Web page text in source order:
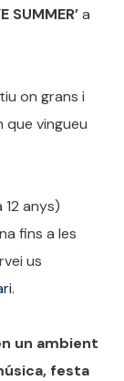
SUMMER’a
on grans i
que vingueu
12 anys)
fins a les
us
.
un ambient
festa